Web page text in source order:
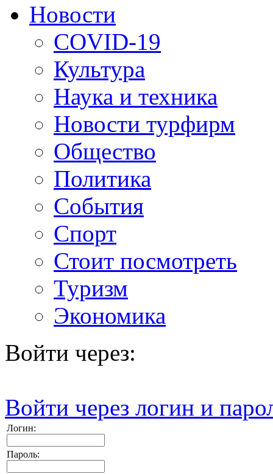
Новости
COVID-19
Культура
Наука и техника
Новости турфирм
Общество
Политика
События
Спорт
Стоит посмотреть
Туризм
Экономика
Войти через:
Войти через логин и
Логин:
Пароль: